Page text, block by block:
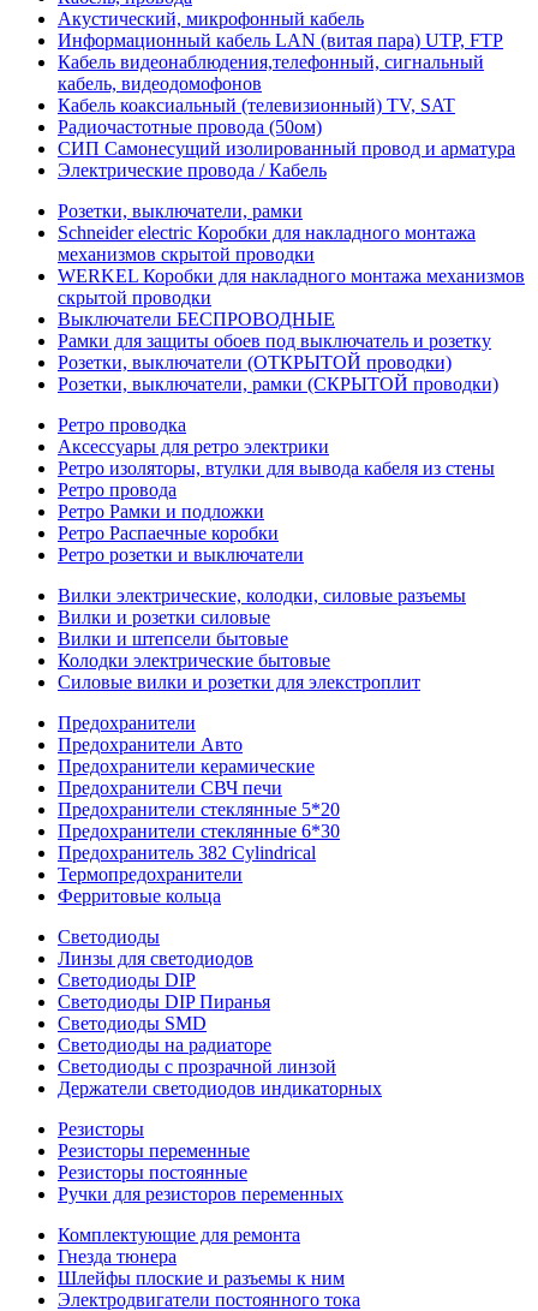
Акустический, микрофонный кабель
Информационный кабель LAN (витая пара) UTP, FTP
Кабель видеонаблюдения,телефонный, сигнальный
кабель, видеодомофонов
Кабель коаксиальный (телевизионный) TV, SAT
Радиочастотные провода (50ом)
СИП Самонесущий изолированный провод и арматура
Электрические провода / Кабель
Розетки, выключатели, рамки
Schneider electric Коробки для накладного монтажа
механизмов скрытой проводки
WERKEL Коробки для накладного монтажа механизмов
скрытой проводки
Выключатели БЕСПРОВОДНЫЕ
Рамки для защиты обоев под выключатель и розетку
Розетки, выключатели (ОТКРЫТОЙ проводки)
Розетки, выключатели, рамки (СКРЫТОЙ проводки)
Ретро проводка
Аксессуары для ретро электрики
Ретро изоляторы, втулки для вывода кабеля из стены
Ретро провода
Ретро Рамки и подложки
Ретро Распаечные коробки
Ретро розетки и выключатели
Вилки электрические, колодки, силовые разъемы
Вилки и розетки силовые
Вилки и штепсели бытовые
Колодки электрические бытовые
Силовые вилки и розетки для элекстроплит
Предохранители
Предохранители Авто
Предохранители керамические
Предохранители СВЧ печи
Предохранители стеклянные 5*20
Предохранители стеклянные 6*30
Предохранитель 382 Cylindrical
Термопредохранители
Ферритовые кольца
Светодиоды
Линзы для светодиодов
Светодиоды DIP
Светодиоды DIP Пиранья
Светодиоды SMD
Светодиоды на радиаторе
Светодиоды с прозрачной линзой
Держатели светодиодов индикаторных
Резисторы
Резисторы переменные
Резисторы постоянные
Ручки для резисторов переменных
Комплектующие для ремонта
Гнезда тюнера
Шлейфы плоские и разъемы к ним
Электродвигатели постоянного тока